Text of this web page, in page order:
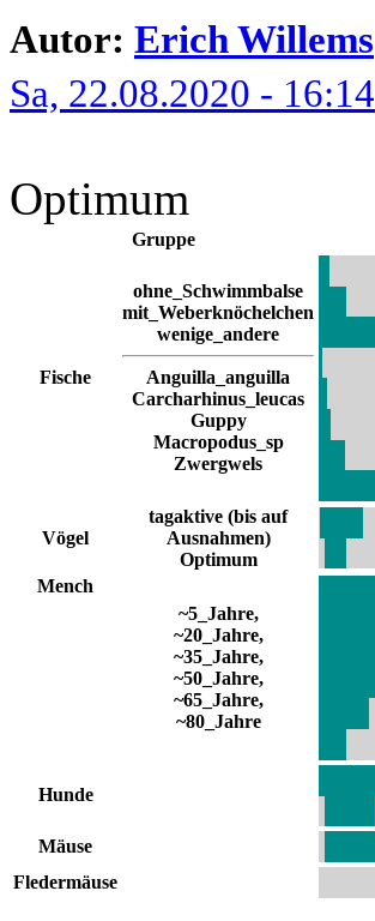
Autor: Erich Willems
Sa, 22.08.2020 - 16:14
Optimum
Gruppe
Fische
ohne_Schwimmbalse
mit_Weberknöchelchen
wenige_andere
Anguilla_anguilla
Carcharhinus_leucas
Guppy
Macropodus_sp
Zwergwels
Vögel
tagaktive (bis auf
Ausnahmen)
Optimum
Mench
~5_Jahre,
~20_Jahre,
~35_Jahre,
~50_Jahre,
~65_Jahre,
~80_Jahre
Hunde
Mäuse
Fledermäuse